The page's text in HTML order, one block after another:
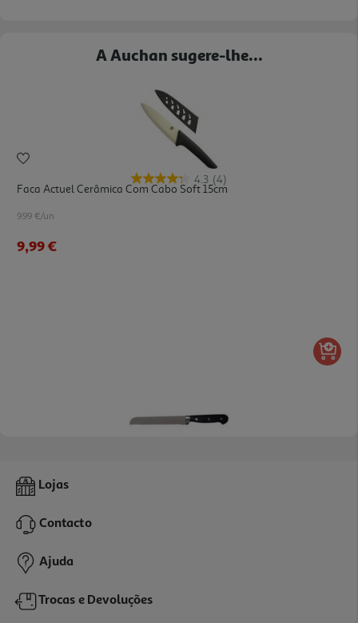
A Auchan sugere-lhe...
4.3 (4)
Faca Actuel Cerâmica Com Cabo Soft 15cm
9.99 €/un
9,99 €
Faca De Pao Actuel Em Inox Forjado 20cm
8,99 €
Lojas
Contacto
Ajuda
Trocas e Devoluções